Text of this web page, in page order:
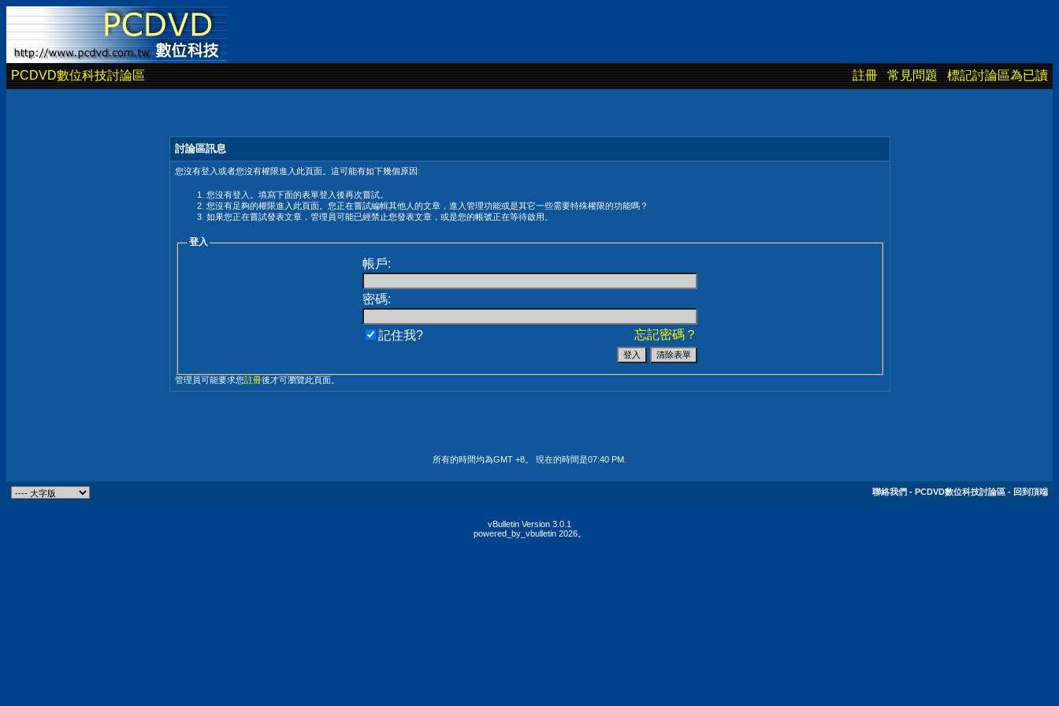
PCDVD數位科技討論區 註冊 常見問題 標記討論區為已讀
討論區訊息
您沒有登入或者您沒有權限進入此頁面。這可能有如下幾個原因:
您沒有登入。填寫下面的表單登入後再次嘗試。
您沒有足夠的權限進入此頁面。您正在嘗試編輯其他人的文章，進入管理功能或是其它一些需要特殊權限的功能嗎？
如果您正在嘗試發表文章，管理員可能已經禁止您發表文章，或是您的帳號正在等待啟用。
登入
帳戶:
密碼:
忘記密碼？
記住我?
管理員可能要求您註冊後才可瀏覽此頁面。
所有的時間均為GMT +8。 現在的時間是07:40 PM
聯絡我們 - PCDVD數位科技討論區 - 回到頂端
vBulletin Version 3.0.1
powered_by_vbulletin 2026。